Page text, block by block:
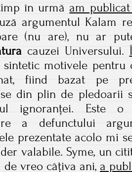
în urmă am
argumentul Kalam
(nu are), nu ar
cauzei Universului.
sintetic motivele pentru
fiind bazat pe
din plin de pledoarii
ignoranței. Este
a defunctului
prezentate acolo mi
valabile. Syme, un
de vreo câțiva ani, a